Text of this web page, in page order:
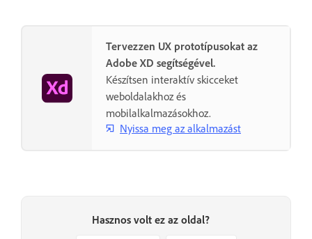
Tervezzen UX prototípusokat az
Adobe XD segítségével.
Készítsen interaktív skicceket
weboldalakhoz és
mobilalkalmazásokhoz.
Nyissa meg az alkalmazást
Hasznos volt ez az oldal?